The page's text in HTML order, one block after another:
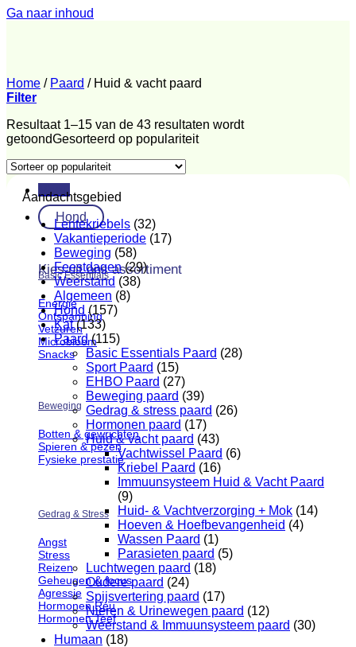
Ga naar inhoud
Menu
Hond
Kies uit ons assortiment
Basic Essentials
Energie
Ontspanning
Vetzuren
Microbioom
Snacks
Beweging
Botten & gewrichten
Spieren & pezen
Fysieke prestatie
Gedrag & Stress
Angst
Stress
Reizen
Geheugen & focus
Agressie
Hormonen Reu
Hormonen Teef
Home / Paard /Huid & vacht paard
Filter
Resultaat 1–15 van de 43 resultaten wordt
getoondGesorteerd op populariteit
Aandachtsgebied
Lentekriebels (32)
Vakantieperiode (17)
Beweging (58)
Feestdagen (29)
Weerstand (38)
Algemeen (8)
Hond (157)
Kat (133)
Paard (115)
Basic Essentials Paard (28)
Sport Paard (15)
EHBO Paard (27)
Beweging paard (39)
Gedrag & stress paard (26)
Hormonen paard (17)
Huid & vacht paard (43)
Vachtwissel Paard (6)
Kriebel Paard (16)
Immuunsysteem Huid & Vacht Paard
(9)
Huid- & Vachtverzorging + Mok (14)
Hoeven & Hoefbevangenheid (4)
Wassen Paard (1)
Parasieten paard (5)
Luchtwegen paard (18)
Oudere paard (24)
Spijsvertering paard (17)
Nieren & Urinewegen paard (12)
Weerstand & Immuunsysteem paard (30)
Humaan (18)